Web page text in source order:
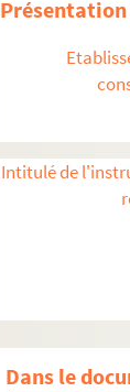
Intitulé de
Dans le
H-BIOP-9.
H-BIOP-10.
H-BIOP-11.
H-BIOP-
H-BIOP-